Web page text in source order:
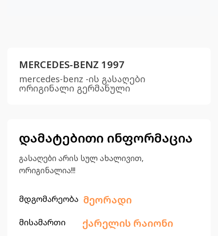
MERCEDES-BENZ 1997
mercedes-benz -ის გასაღები
ორიგინალი გერმანული
დამატებითი ინფორმაცია
გასაღები არის სულ ახალივით,
ორიგინალია!!!
მდგომარეობა მეორადი
მისამართი ქარელის რაიონი